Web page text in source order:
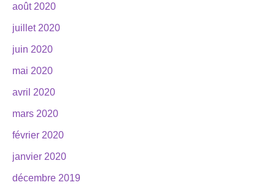
août 2020
juillet 2020
juin 2020
mai 2020
avril 2020
mars 2020
février 2020
janvier 2020
décembre 2019